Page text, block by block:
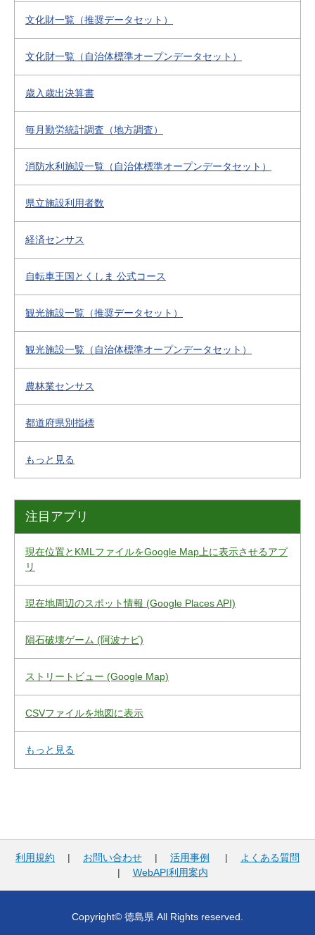
文化財一覧（推奨データセット）
文化財一覧（自治体標準オープンデータセット）
歳入歳出決算書
毎月勤労統計調査（地方調査）
消防水利施設一覧（自治体標準オープンデータセット）
県立施設利用者数
経済センサス
自転車王国とくしま 公式コース
観光施設一覧（推奨データセット）
観光施設一覧（自治体標準オープンデータセット）
農林業センサス
都道府県別指標
もっと見る
注目アプリ
現在位置とKMLファイルをGoogle Map上に表示させるアプ
リ
現在地周辺のスポット情報 (Google Places API)
隕石破壊ゲーム (阿波ナビ)
ストリートビュー (Google Map)
CSVファイルを地図に表示
もっと見る
利用規約 | お問い合わせ | 活用事例 |
よくある質問
| WebAPI利用案内
Copyright© 徳島県 All Rights reserved.